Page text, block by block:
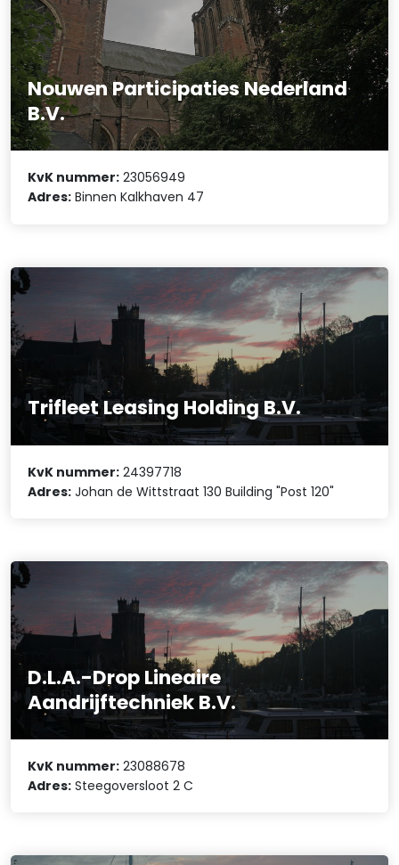
Nouwen Participaties Nederland
B.V.
KvK nummer: 23056949
Adres: Binnen Kalkhaven 47
Trifleet Leasing Holding B.V.
KvK nummer: 24397718
Adres: Johan de Wittstraat 130 Building "Post 120"
D.L.A.-Drop Lineaire
Aandrijftechniek B.V.
KvK nummer: 23088678
Adres: Steegoversloot 2 C